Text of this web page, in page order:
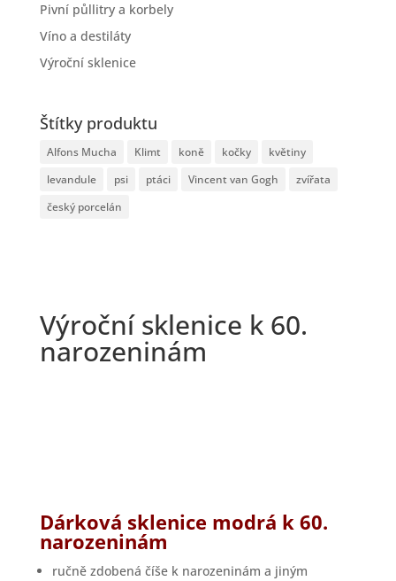
Pivní půllitry a korbely
Víno a destiláty
Výroční sklenice
Štítky produktu
Alfons Mucha Klimt koně kočky
květiny
levandule
psi ptáci Vincent van Gogh
zvířata
český porcelán
Výroční sklenice k 60.
narozeninám
Dárková sklenice modrá k 60.
narozeninám
ručně zdobená číše k narozeninám a jiným